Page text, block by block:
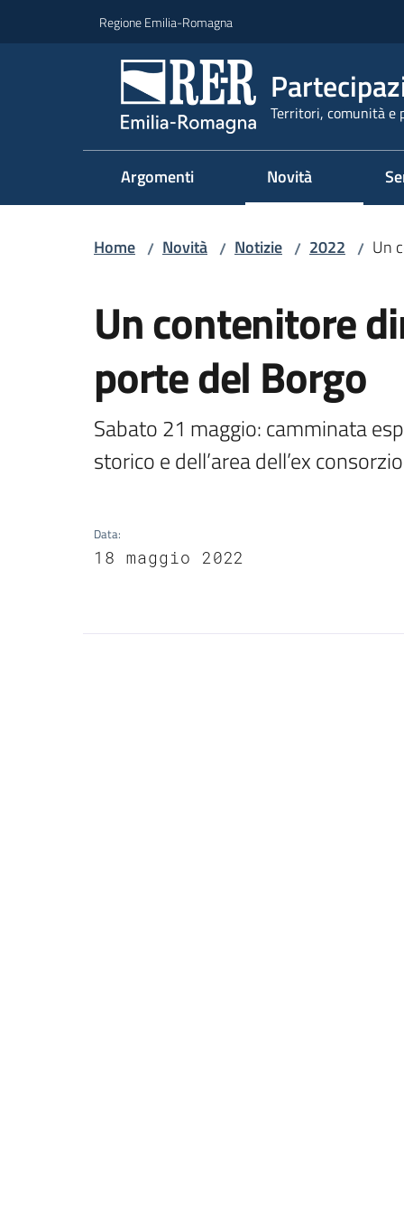
Regione Emilia-Romagna
Territori, comunità e
Argomenti Novità
Home / Novità / Notizie / 2022 / Un
Un contenitore
porte del Borgo
Sabato 21 maggio: camminata
storico e dell’area dell’ex
Data:
18 maggio 2022